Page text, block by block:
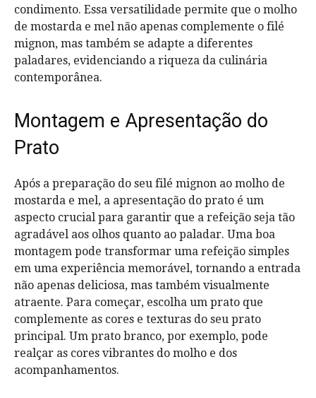
condimento. Essa versatilidade permite que o molho
de mostarda e mel não apenas complemente o filé
mignon, mas também se adapte a diferentes
paladares, evidenciando a riqueza da culinária
contemporânea.
Montagem e Apresentação do
Prato
Após a preparação do seu filé mignon ao molho de
mostarda e mel, a apresentação do prato é um
aspecto crucial para garantir que a refeição seja tão
agradável aos olhos quanto ao paladar. Uma boa
montagem pode transformar uma refeição simples
em uma experiência memorável, tornando a entrada
não apenas deliciosa, mas também visualmente
atraente. Para começar, escolha um prato que
complemente as cores e texturas do seu prato
principal. Um prato branco, por exemplo, pode
realçar as cores vibrantes do molho e dos
acompanhamentos.